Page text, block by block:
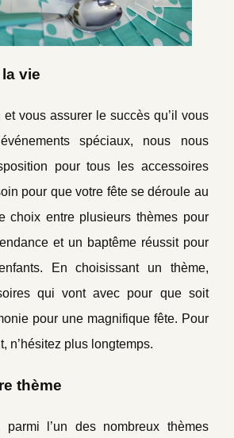
vie
vous assurer le succès qu’il vous
spéciaux, nous nous
pour tous les accessoires
pour que votre fête se déroule au
choix entre plusieurs thèmes pour
et un baptême réussit pour
En choisissant un thème,
qui vont avec pour que soit
pour une magnifique fête. Pour
n’hésitez plus longtemps.
thème
l’un des nombreux thèmes